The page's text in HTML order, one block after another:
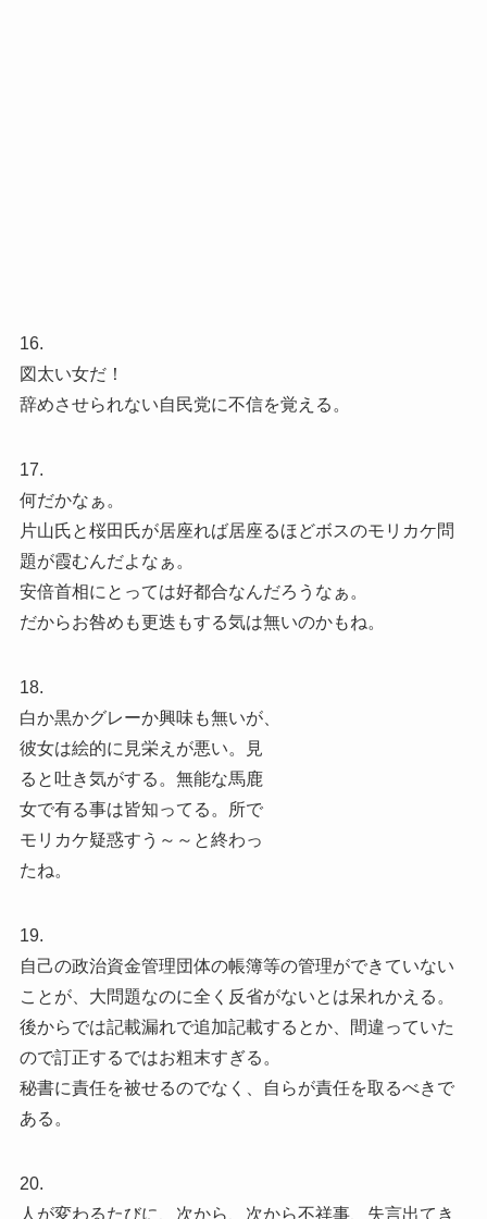
16.
図太い女だ！
辞めさせられない自民党に不信を覚える。
17.
何だかなぁ。
片山氏と桜田氏が居座れば居座るほどボスのモリカケ問
題が霞むんだよなぁ。
安倍首相にとっては好都合なんだろうなぁ。
だからお咎めも更迭もする気は無いのかもね。
18.
白か黒かグレーか興味も無いが、
彼女は絵的に見栄えが悪い。見
ると吐き気がする。無能な馬鹿
女で有る事は皆知ってる。所で
モリカケ疑惑すう～～と終わっ
たね。
19.
自己の政治資金管理団体の帳簿等の管理ができていない
ことが、大問題なのに全く反省がないとは呆れかえる。
後からでは記載漏れで追加記載するとか、間違っていた
ので訂正するではお粗末すぎる。
秘書に責任を被せるのでなく、自らが責任を取るべきで
ある。
20.
人が変わるたびに、次から、次から不祥事、失言出てき